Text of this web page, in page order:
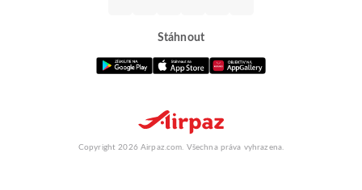
Stáhnout
Copyright 2026 Airpaz.com. Všechna práva vyhrazena.